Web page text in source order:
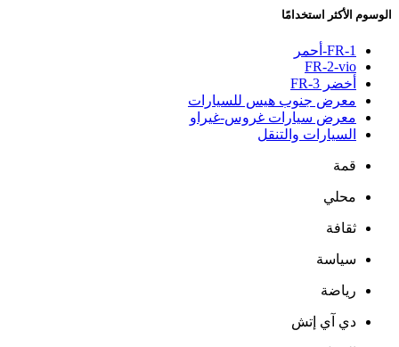
الوسوم الأكثر استخدامًا
FR-1-أحمر
FR-2-vio
أخضر FR-3
معرض جنوب هيس للسيارات
معرض سيارات غروس-غيراو
السيارات والتنقل
قمة
محلي
ثقافة
سياسة
رياضة
دي آي إتش